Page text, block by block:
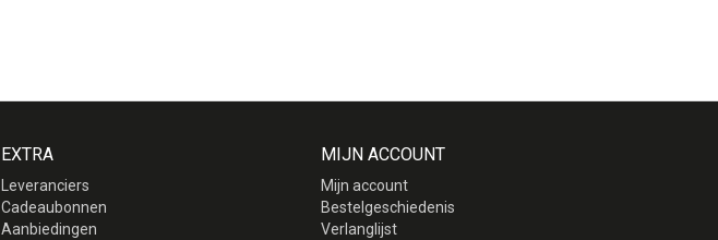
EXTRA
Leveranciers
Cadeaubonnen
Aanbiedingen
MIJN ACCOUNT
Mijn account
Bestelgeschiedenis
Verlanglijst